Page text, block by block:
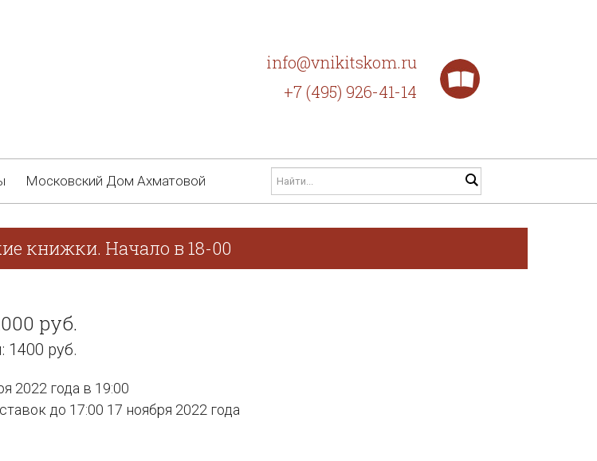
info@vnikitskom.ru
+7 (495) 926-41-14
Московский Дом Ахматовой
книжки. Начало в 18-00
руб.
1400 руб.
2022 года в 19:00
до 17:00 17 ноября 2022 года